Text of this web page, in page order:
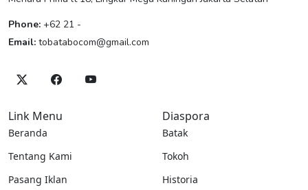
Phone: +62 21 -
Email: tobatabocom@gmail.com
Link Menu
Beranda
Tentang Kami
Pasang Iklan
Diaspora
Batak
Tokoh
Historia